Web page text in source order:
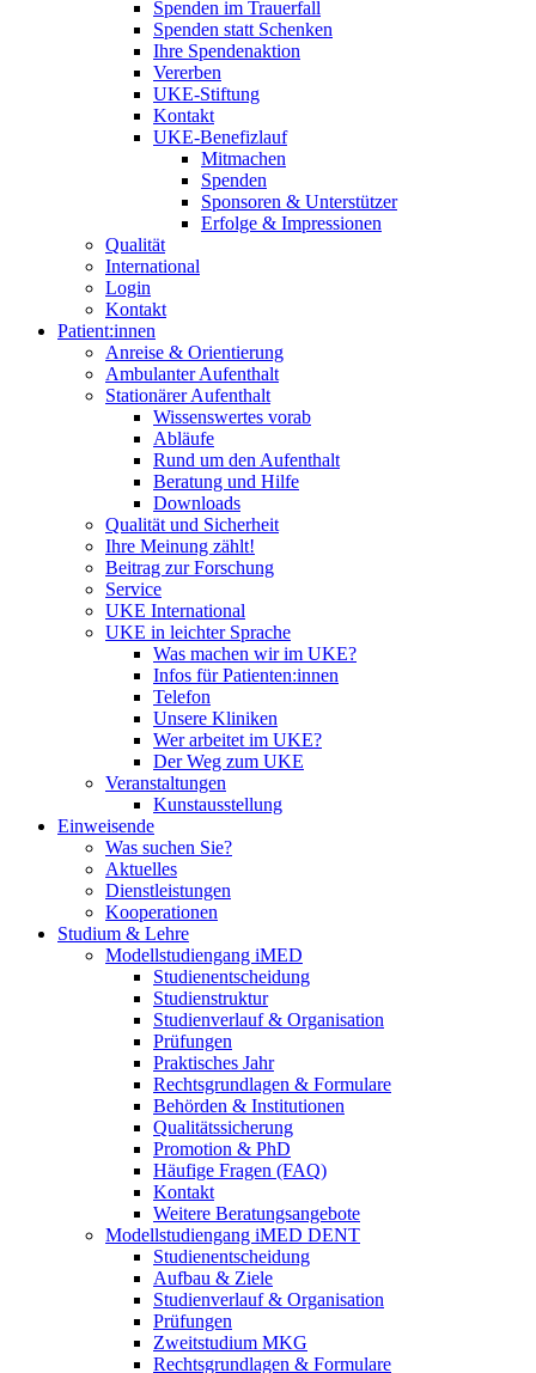
Spenden im Trauerfall
Spenden statt Schenken
Ihre Spendenaktion
Vererben
UKE-Stiftung
Kontakt
UKE-Benefizlauf
Mitmachen
Spenden
Sponsoren & Unterstützer
Erfolge & Impressionen
Qualität
International
Login
Kontakt
Patient:innen
Anreise & Orientierung
Ambulanter Aufenthalt
Stationärer Aufenthalt
Wissenswertes vorab
Abläufe
Rund um den Aufenthalt
Beratung und Hilfe
Downloads
Qualität und Sicherheit
Ihre Meinung zählt!
Beitrag zur Forschung
Service
UKE International
UKE in leichter Sprache
Was machen wir im UKE?
Infos für Patienten:innen
Telefon
Unsere Kliniken
Wer arbeitet im UKE?
Der Weg zum UKE
Veranstaltungen
Kunstausstellung
Einweisende
Was suchen Sie?
Aktuelles
Dienstleistungen
Kooperationen
Studium & Lehre
Modellstudiengang iMED
Studienentscheidung
Studienstruktur
Studienverlauf & Organisation
Prüfungen
Praktisches Jahr
Rechtsgrundlagen & Formulare
Behörden & Institutionen
Qualitätssicherung
Promotion & PhD
Häufige Fragen (FAQ)
Kontakt
Weitere Beratungsangebote
Modellstudiengang iMED DENT
Studienentscheidung
Aufbau & Ziele
Studienverlauf & Organisation
Prüfungen
Zweitstudium MKG
Rechtsgrundlagen & Formulare